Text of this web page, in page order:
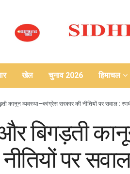
खेल चुनाव 2026 हिमाचल
कानून व्यवस्था—कांग्रेस सरकार की नीतियों पर सवाल :
बिगड़ती
पर सवाल